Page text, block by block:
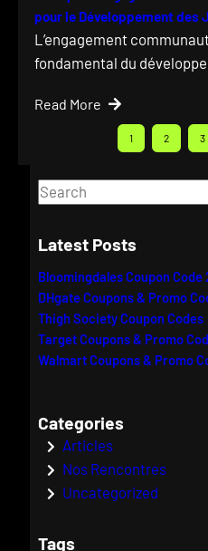
pour le Développement des
L’engagement
fondamental du
Read More
1 2 3
S
a
c
h
Latest Posts
Bloomingdales Coupon Code
DHgate Coupons & Promo
Thigh Society Coupon Codes
Target Coupons & Promo
Walmart Coupons & Promo
Categories
Articles
Nos Rencontres
Uncategorized
Tags